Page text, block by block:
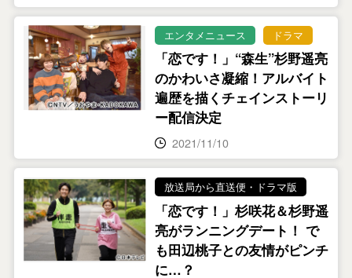
エンタメニュース ドラマ
「恋です！」“森生”杉野遥亮
のかわいさ凝縮！アルバイト
遍歴を描くチェインストーリ
ー配信決定
2021/11/10
放送局から直送便・ドラマ版
「恋です！」杉咲花＆杉野遥
亮がランニングデート！ で
も田辺桃子との友情がピンチ
に…？